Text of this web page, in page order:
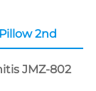
2nd
JMZ-802